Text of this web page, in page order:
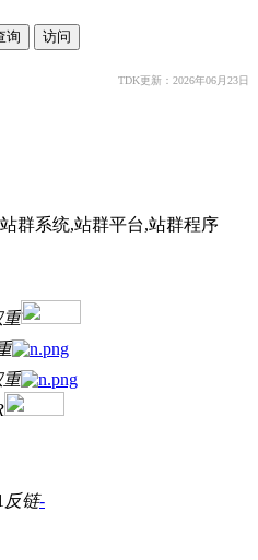
TDK更新：2026年06月23日
群系统,站群平台,站群程序
重
重
反链-